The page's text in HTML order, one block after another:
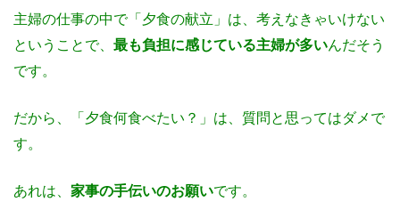
主婦の仕事の中で「夕食の献立」は、考えなきゃいけない
ということで、 最も負担に感じている主婦が多いんだそう
です。
だから、「夕食何食べたい？」は、質問と思ってはダメで
す。
あれは、 家事の手伝いのお願いです。